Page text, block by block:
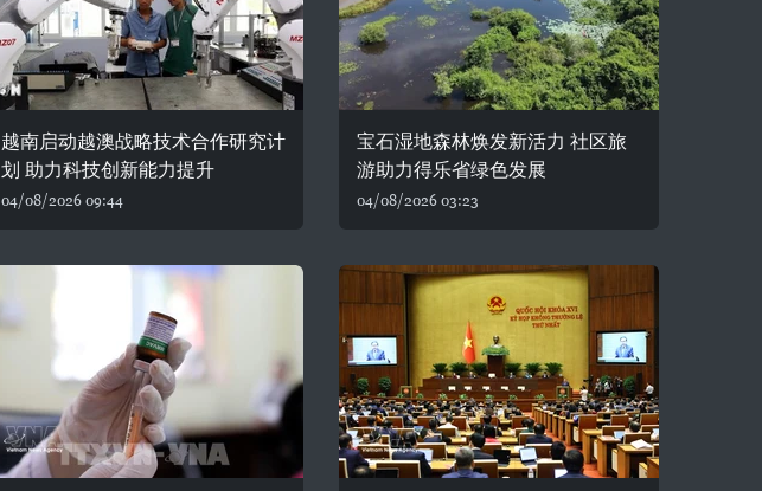
越南启动越澳战略技术合作研究计
划 助力科技创新能力提升
04/08/2026 09:44
宝石湿地森林焕发新活力 社区旅
游助力得乐省绿色发展
04/08/2026 03:23